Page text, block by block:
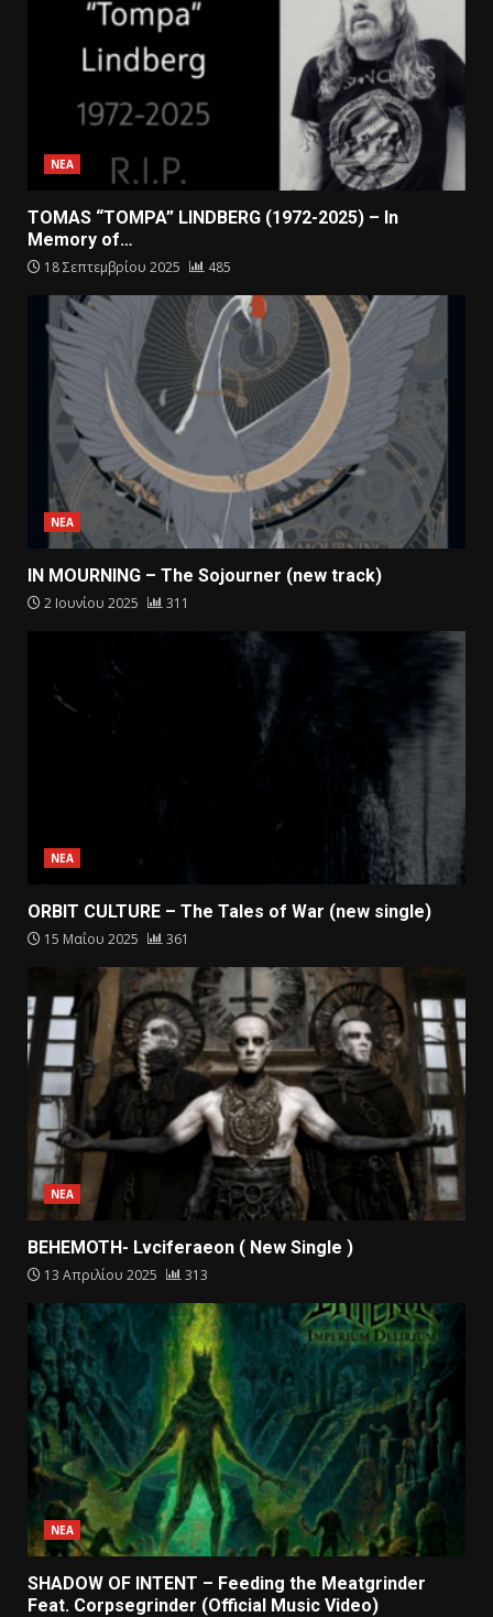
ΝΕΑ
TOMAS “TOMPA” LINDBERG (1972-2025) – In
Memory of…
18 Σεπτεμβρίου 2025 485
ΝΕΑ
IN MOURNING – The Sojourner (new track)
2 Ιουνίου 2025 311
ΝΕΑ
ORBIT CULTURE – The Tales of War (new single)
15 Μαΐου 2025 361
ΝΕΑ
BEHEMOTH- Lvciferaeon ( New Single )
13 Απριλίου 2025 313
ΝΕΑ
SHADOW OF INTENT – Feeding the Meatgrinder
Feat. Corpsegrinder (Official Music Video)